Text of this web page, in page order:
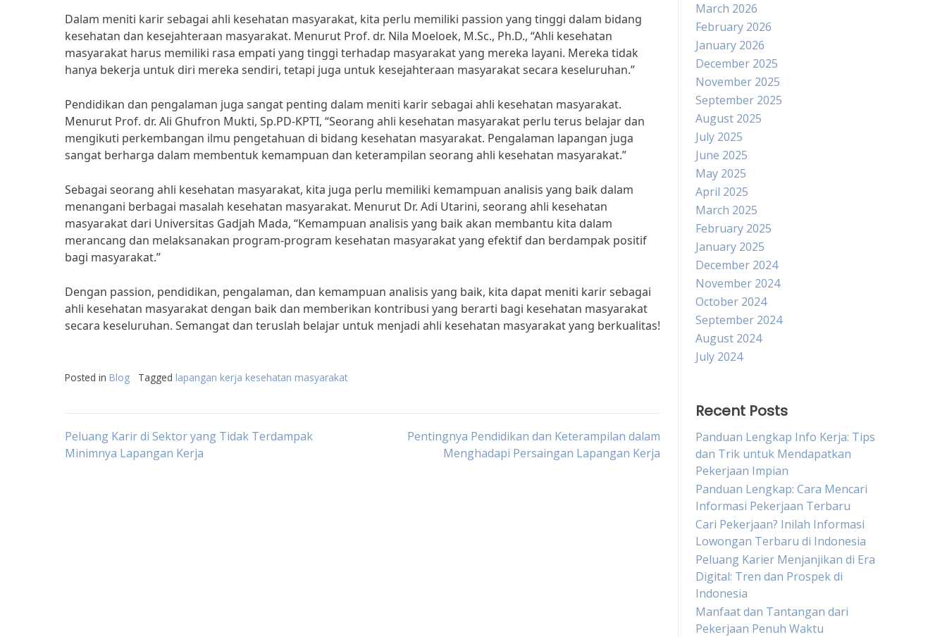
Dalam meniti karir sebagai ahli kesehatan masyarakat, kita perlu memiliki passion yang tinggi dalam bidang
kesehatan dan kesejahteraan masyarakat. Menurut Prof. dr. Nila Moeloek, M.Sc., Ph.D., “Ahli kesehatan
masyarakat harus memiliki rasa empati yang tinggi terhadap masyarakat yang mereka layani. Mereka tidak
hanya bekerja untuk diri mereka sendiri, tetapi juga untuk kesejahteraan masyarakat secara keseluruhan.”
Pendidikan dan pengalaman juga sangat penting dalam meniti karir sebagai ahli kesehatan masyarakat.
Menurut Prof. dr. Ali Ghufron Mukti, Sp.PD-KPTI, “Seorang ahli kesehatan masyarakat perlu terus belajar dan
mengikuti perkembangan ilmu pengetahuan di bidang kesehatan masyarakat. Pengalaman lapangan juga
sangat berharga dalam membentuk kemampuan dan keterampilan seorang ahli kesehatan masyarakat.”
Sebagai seorang ahli kesehatan masyarakat, kita juga perlu memiliki kemampuan analisis yang baik dalam
menangani berbagai masalah kesehatan masyarakat. Menurut Dr. Adi Utarini, seorang ahli kesehatan
masyarakat dari Universitas Gadjah Mada, “Kemampuan analisis yang baik akan membantu kita dalam
merancang dan melaksanakan program-program kesehatan masyarakat yang efektif dan berdampak positif
bagi masyarakat.”
Dengan passion, pendidikan, pengalaman, dan kemampuan analisis yang baik, kita dapat meniti karir sebagai
ahli kesehatan masyarakat dengan baik dan memberikan kontribusi yang berarti bagi kesehatan masyarakat
secara keseluruhan. Semangat dan teruslah belajar untuk menjadi ahli kesehatan masyarakat yang berkualitas!
Posted in Blog Tagged lapangan kerja kesehatan masyarakat
Post
Peluang Karir di Sektor yang Tidak Terdampak
Minimnya Lapangan Kerja
Pentingnya Pendidikan dan Keterampilan dalam
Menghadapi Persaingan Lapangan Kerja
March 2026
February 2026
January 2026
December 2025
November 2025
September 2025
August 2025
July 2025
June 2025
May 2025
April 2025
March 2025
February 2025
January 2025
December 2024
November 2024
October 2024
September 2024
August 2024
July 2024
Recent Posts
Panduan Lengkap Info Kerja: Tips
dan Trik untuk Mendapatkan
Pekerjaan Impian
Panduan Lengkap: Cara Mencari
Informasi Pekerjaan Terbaru
Cari Pekerjaan? Inilah Informasi
Lowongan Terbaru di Indonesia
Peluang Karier Menjanjikan di Era
Digital: Tren dan Prospek di
Indonesia
Manfaat dan Tantangan dari
Pekerjaan Penuh Waktu